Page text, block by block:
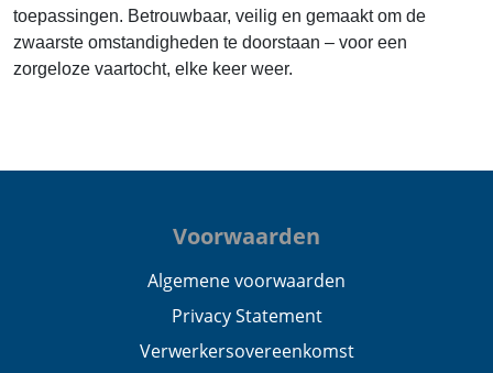
toepassingen. Betrouwbaar, veilig en gemaakt om de
zwaarste omstandigheden te doorstaan – voor een
zorgeloze vaartocht, elke keer weer.
Voorwaarden
Algemene voorwaarden
Privacy Statement
Verwerkersovereenkomst